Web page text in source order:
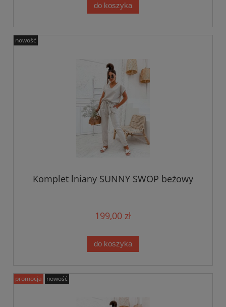
do koszyka
Komplet lniany SUNNY SWOP beżowy
199,00 zł
do koszyka
nowość
promocja nowość